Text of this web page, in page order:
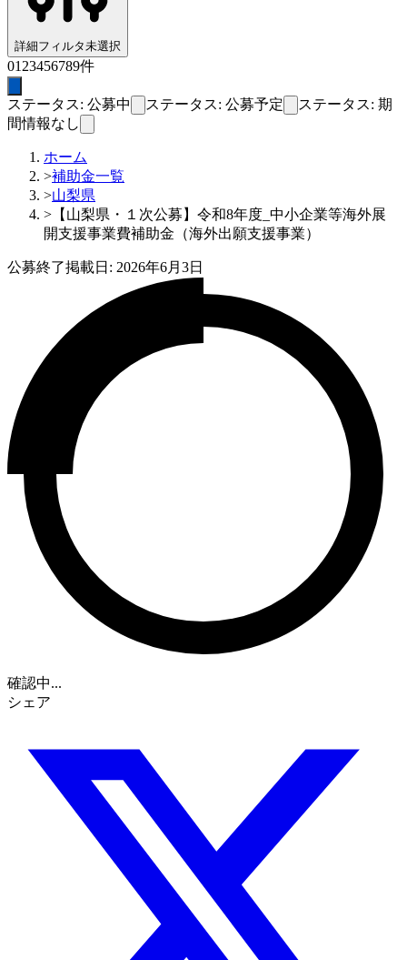
詳細フィルタ未選択
01 23456789件
ステータス: 公募中 ステータス: 公募予定
ステータス: 期
間情報なし
ホーム
>補助金一覧
>山梨県
> 【山梨県・１次公募】令和8年度_中小企業等海外展
開支援事業費補助金（海外出願支援事業）
公募終了掲載日: 2026年6月3日
確認中...
シェア